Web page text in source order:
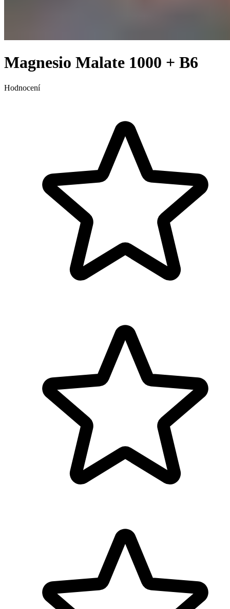
Magnesio Malate 1000 + B6
Hodnocení